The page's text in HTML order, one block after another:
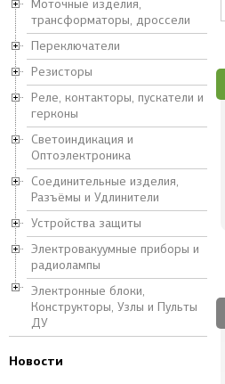
Моточные изделия,
трансформаторы, дроссели
Переключатели
Резисторы
Реле, контакторы, пускатели и
герконы
Светоиндикация и
Оптоэлектроника
Соединительные изделия,
Разъёмы и Удлинители
Устройства защиты
Электровакуумные приборы и
радиолампы
Электронные блоки,
Конструкторы, Узлы и Пульты
ДУ
Новости